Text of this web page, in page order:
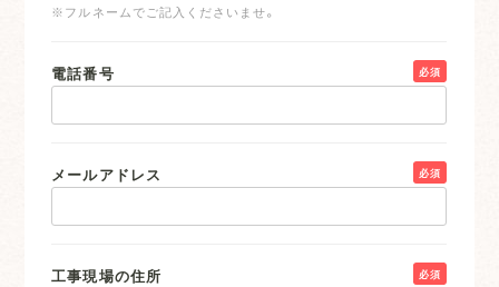
※フルネームでご記入くださいませ。
電話番号 必須
メールアドレス 必須
工事現場の住所 必須